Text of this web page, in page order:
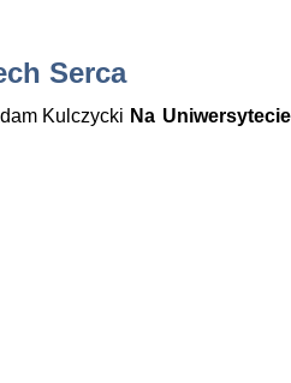
Serca
Kulczycki Na Uniwersytecie